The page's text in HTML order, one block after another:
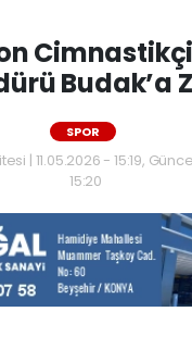
Budak’a
SPOR
| 11.05.2026 - 15:19,
15:20